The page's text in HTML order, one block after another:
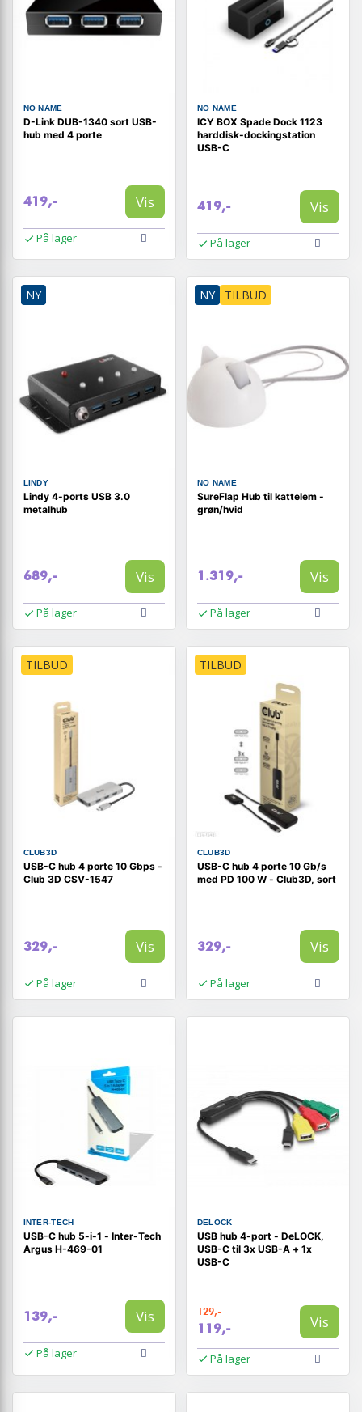
NO NAME
D-Link DUB-1340 sort USB-
hub med 4 porte
419,- Vis
På lager
NO NAME
ICY BOX Spade Dock 1123
harddisk-dockingstation
USB-C
419,- Vis
På lager
NY
LINDY
Lindy 4-ports USB 3.0
metalhub
689,- Vis
På lager
NY TILBUD
NO NAME
SureFlap Hub til kattelem -
grøn/hvid
1.319,- Vis
På lager
TILBUD
CLUB3D
USB-C hub 4 porte 10 Gbps -
Club 3D CSV-1547
329,- Vis
På lager
TILBUD
CLUB3D
USB-C hub 4 porte 10 Gb/s
med PD 100 W - Club3D, sort
329,- Vis
På lager
INTER-TECH
USB-C hub 5-i-1 - Inter-Tech
Argus H-469-01
139,- Vis
På lager
DELOCK
USB hub 4-port - DeLOCK,
USB-C til 3x USB-A + 1x
USB-C
129,-
119,- Vis
På lager